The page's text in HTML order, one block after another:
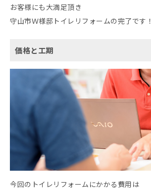
お客様にも大満足頂き
守山市Ｗ様邸トイレリフォームの完了です！
価格と工期
今回のトイレリフォームにかかる費用は